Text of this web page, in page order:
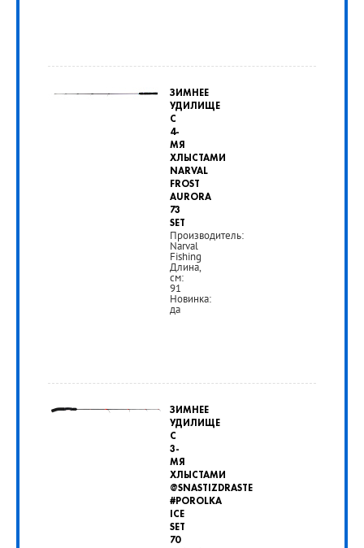
1
490
руб.
РУБ
ЗИМНЕЕ
УДИЛИЩЕ
С
4-
МЯ
ХЛЫСТАМИ
NARVAL
FROST
AURORA
73
SET
Производитель:
Narval
Fishing
Длина,
см:
91
Новинка:
да
ЗИМНЕЕ
УДИЛИЩЕ
С
3-
МЯ
ХЛЫСТАМИ
@SNASTIZDRASTE
#POROLKA
ICE
SET
70